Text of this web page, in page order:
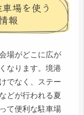
場を使う
報
場がどこに広が
なります。境港
でなく、ステー
どが行われる夏
て便利な駐車場